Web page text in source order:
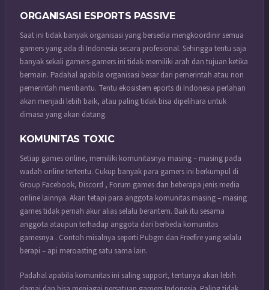
ORGANISASI ESPORTS PASSIVE
Saat ini tidak banyak organisasi yang bersedia mengkoordinir semua
gamers yang ada di Indonesia secara profesional. Sehingga tentu saja
banyak sekali gamers-gamers ini tidak memiliki arah dan tujuan ketika
bermain. Padahal apabila organisasi besar dari pemerintah atau non
pemerintah membantu. Tentu ekosistem eports di Indonesia perlahan
akan menjadi lebih baik, atau paling tidak bisa dipelihara untuk
dimasa yang akan datang.
KOMUNITAS TOXIC
Setiap games online, memiliki komunitasnya masing – masing pada
wadah online tertentu. Cukup banyak para gamers ini berkumpul di
Group Facebook, Discord , Forum games dan beberapa jenis media
online lainnya. Akan tetapi para anggota komunitas masing – masing
games tidak pernah akur alias selalu berantem. Baik itu sesama
anggota ataupun terhadap anggota dari berbeda komunitas
gamesnya . Contoh misalnya seperti Pubgm dan Freefire yang selalu
berapi – api meroasting satu sama lain.
Padahal apabila komunitas ini saling support, tentunya akan lebih